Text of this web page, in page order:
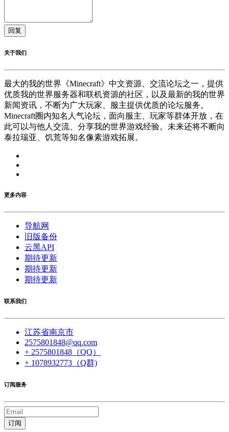
回复
关于我们
最大的我的世界《Minecraft》中文资源、交流论坛之一，提供
优质我的世界服务器和联机资源的社区，以及最新的我的世界
新闻资讯，不断为广大玩家、服主提供优质的论坛服务。
Minecraft圈内知名人气论坛，面向服主、玩家等群体开放，在
此可以与他人交流、分享我的世界游戏经验。未来还将不断向
泰拉瑞亚、饥荒等知名像素游戏拓展。
更多内容
导航网
旧版备份
云黑API
期待更新
期待更新
期待更新
联系我们
江苏省南京市
2575801848@qq.com
+ 2575801848（QQ）
+ 1078932773（Q群)
订阅服务
订阅